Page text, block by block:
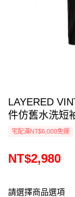
LAYERED
件仿舊水洗短
宅配滿NT$6,000免運
NT$2,980
請選擇商品選項